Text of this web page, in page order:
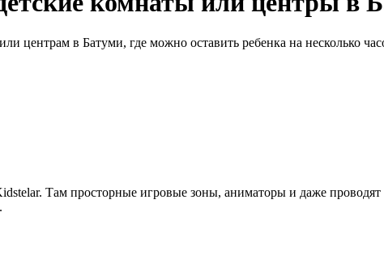
центрам в Батуми, где можно оставить ребенка на несколько
Там просторные игровые зоны, аниматоры и даже